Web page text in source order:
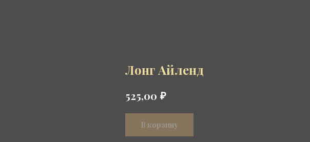
Лонг Айленд
525,00 ₽
В корзину